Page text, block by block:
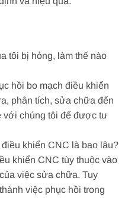
tôi bị hỏng, làm thế nào
hồi bo mạch điều khiển
phân tích, sửa chữa đến
với chúng tôi để được tư
khiển CNC là bao lâu?
khiển CNC tùy thuộc vào
việc sửa chữa. Tuy
việc phục hồi trong